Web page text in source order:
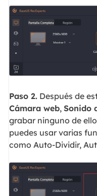
Paso 2.Después de
Cámara web, Sonido
grabar ninguno de
puedes usar varias
como Auto-Dividir,